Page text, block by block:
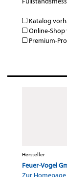
Katalog
Online-
Premium-
Hersteller
Feuer-Vogel